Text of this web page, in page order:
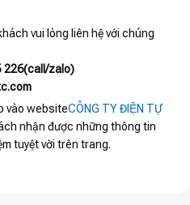
vui lòng liên hệ với chúng
226(call/zalo)
vào websiteCÔNG TY ĐIỆN TỰ
nhận được những thông tin
tuyệt vời trên trang.